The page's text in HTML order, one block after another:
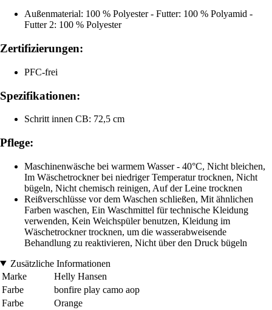
Außenmaterial: 100 % Polyester - Futter: 100 % Polyamid -
Futter 2: 100 % Polyester
Zertifizierungen:
PFC-frei
Spezifikationen:
Schritt innen CB: 72,5 cm
Pflege:
Maschinenwäsche bei warmem Wasser - 40°C, Nicht bleichen,
Im Wäschetrockner bei niedriger Temperatur trocknen, Nicht
bügeln, Nicht chemisch reinigen, Auf der Leine trocknen
Reißverschlüsse vor dem Waschen schließen, Mit ähnlichen
Farben waschen, Ein Waschmittel für technische Kleidung
verwenden, Kein Weichspüler benutzen, Kleidung im
Wäschetrockner trocknen, um die wasserabweisende
Behandlung zu reaktivieren, Nicht über den Druck bügeln
Zusätzliche Informationen
Marke
Helly Hansen
Farbe
bonfire play camo aop
Farbe
Orange